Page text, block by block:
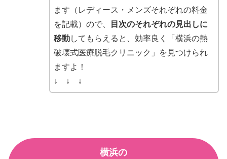
ます（レディース・メンズそれぞれの料金
を記載）ので、
目次のそれぞれの見出しに
移動してもらえると、効率良く「横浜の熱
破壊式医療脱毛クリニック」を見つけられ
ますよ！
↓ ↓ ↓
横浜の